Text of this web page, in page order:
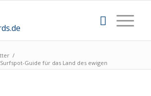
/
Guide für das Land des ewigen